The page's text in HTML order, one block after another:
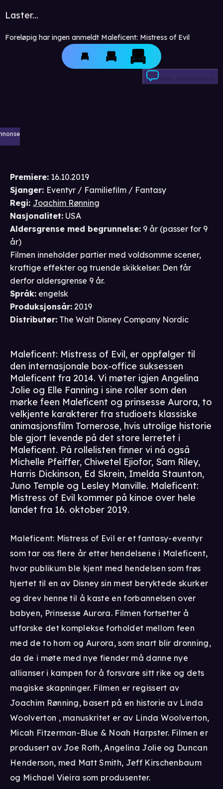
Laster...
Foreløpig har ingen anmeldt Maleficent: Mistress of Evil
Skriv anmeldelse
Premiere: 16.10.2019
Sjanger: Eventyr / Familiefilm / Fantasy
Regi: Joachim Rønning
Nasjonalitet: USA
Aldersgrense med begrunnelse: 9 år (passer for 9
år)
Filmen inneholder partier med voldsomme scener,
kraftige effekter og truende skikkelser. Den får
derfor aldersgrense 9 år.
Språk: engelsk
Produksjonsår: 2019
Distributør: The Walt Disney Company Nordic
Maleficent: Mistress of Evil, er oppfølger til
den internasjonale box-office suksessen
Maleficent fra 2014. Vi møter igjen Angelina
Jolie og Elle Fanning i sine roller som den
mørke feen Maleficent og prinsesse Aurora, to
velkjente karakterer fra studioets klassiske
animasjonsfilm Tornerose, hvis utrolige historie
ble gjort levende på det store lerretet i
Maleficent. På rollelisten finner vi nå også
Michelle Pfeiffer, Chiwetel Ejiofor, Sam Riley,
Harris Dickinson, Ed Skrein, Imelda Staunton,
Juno Temple og Lesley Manville. Maleficent:
Mistress of Evil kommer på kinoe over hele
landet fra 16. oktober 2019.
Maleficent: Mistress of Evil er et fantasy-eventyr
som tar oss flere år etter hendelsene i Maleficent,
hvor publikum ble kjent med hendelsen som frøs
hjertet til en av Disney sin mest beryktede skurker
og drev henne til å kaste en forbannelsen over
babyen, Prinsesse Aurora. Filmen fortsetter å
utforske det komplekse forholdet mellom feen
med de to horn og Aurora, som snart blir dronning,
da de i møte med nye fiender må danne nye
allianser i kampen for å forsvare sitt rike og dets
magiske skapninger. Filmen er regissert av
Joachim Rønning, basert på en historie av Linda
Woolverton , manuskritet er av Linda Woolverton,
Micah Fitzerman-Blue & Noah Harpster. Filmen er
produsert av Joe Roth, Angelina Jolie og Duncan
Henderson, med Matt Smith, Jeff Kirschenbaum
og Michael Vieira som produsenter.